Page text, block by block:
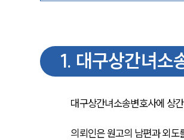
1. 대구상간녀소
대구상간녀소송변호사에 상
의뢰인은 원고의 남편과 외도